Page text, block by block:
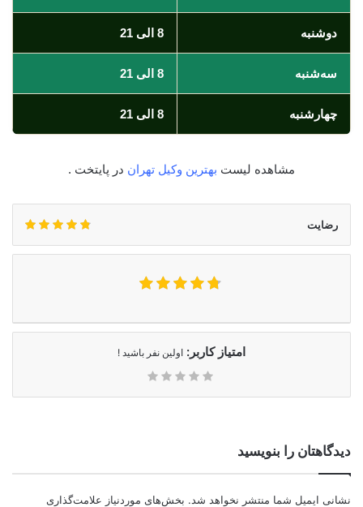
دوشنبه 8 الی 21
سه‌شنبه 8 الی 21
چهارشنبه 8 الی 21
مشاهده لیست بهترین وکیل تهران در پایتخت .
رضایت
امتیاز کاربر: اولین نفر باشید !
دیدگاهتان را بنویسید
نشانی ایمیل شما منتشر نخواهد شد. بخش‌های موردنیاز علامت‌گذاری